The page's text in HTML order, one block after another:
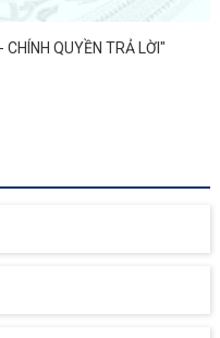
CHÍNH QUYỀN TRẢ LỜI"